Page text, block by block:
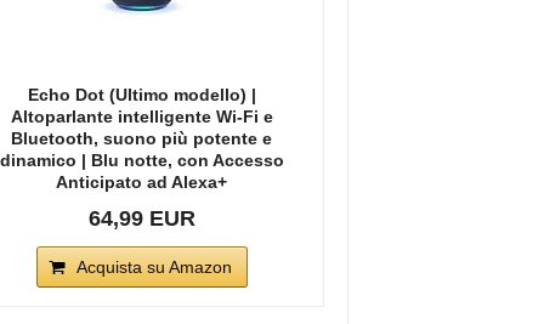
Echo Dot (Ultimo modello) |
Altoparlante intelligente Wi-Fi e
Bluetooth, suono più potente e
dinamico | Blu notte, con Accesso
Anticipato ad Alexa+
64,99 EUR
Acquista su Amazon